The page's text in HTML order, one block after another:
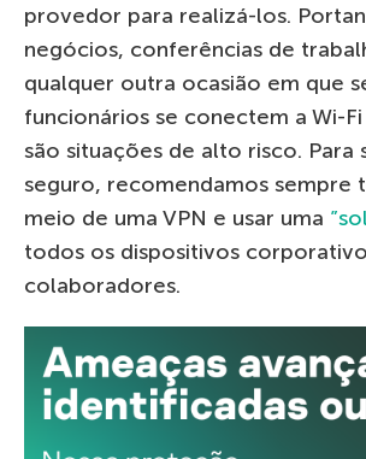
provedor para realizá-los.
negócios, conferências de
qualquer outra ocasião em que
funcionários se conectem a Wi-
são situações de alto risco. Para
seguro, recomendamos sempre
meio de uma VPN e usar uma
todos os dispositivos
colaboradores.